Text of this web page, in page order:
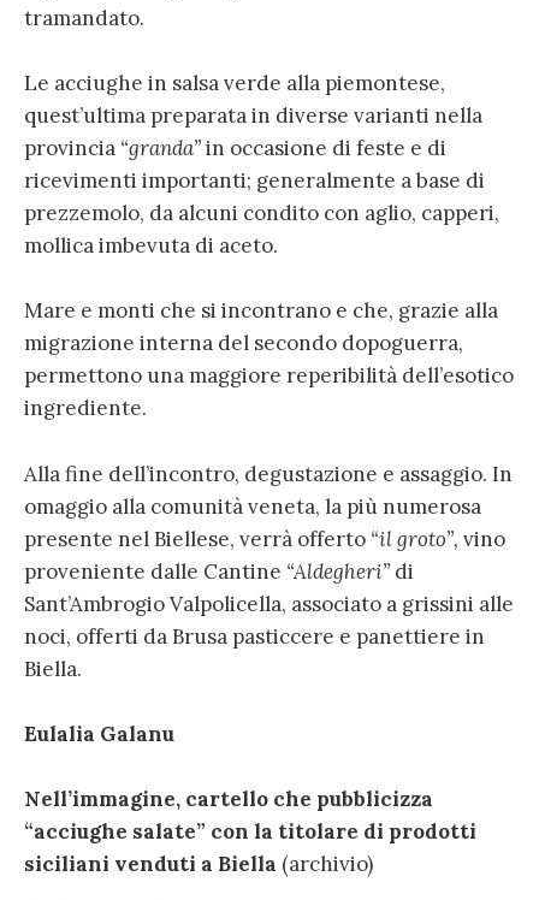
tramandato.
Le acciughe in salsa verde alla piemontese,
quest’ultima preparata in diverse varianti nella
provincia “granda”in occasione di feste e di
ricevimenti importanti; generalmente a base di
prezzemolo, da alcuni condito con aglio, capperi,
mollica imbevuta di aceto.
Mare e monti che si incontrano e che, grazie alla
migrazione interna del secondo dopoguerra,
permettono una maggiore reperibilità dell’esotico
ingrediente.
Alla fine dell’incontro, degustazione e assaggio. In
omaggio alla comunità veneta, la più numerosa
presente nel Biellese, verrà offerto “il groto”, vino
proveniente dalle Cantine “Aldegheri” di
Sant’Ambrogio Valpolicella, associato a grissini alle
noci, offerti da Brusa pasticcere e panettiere in
Biella.
Eulalia Galanu
Nell’immagine, cartello che pubblicizza
“acciughe salate” con la titolare di prodotti
siciliani venduti a Biella (archivio)